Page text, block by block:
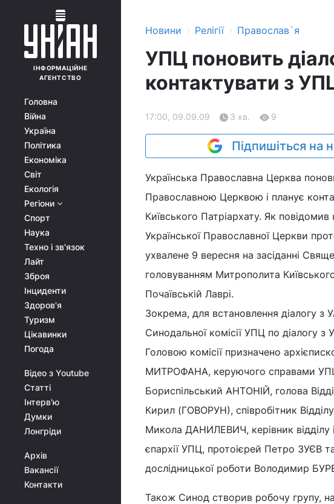
ІНФОРМАЦІЙНЕ
АГЕНТСТВО
Головна
Війна
Україна
Політика
Економіка
Світ
Екологія
Регіони
Спорт
Наука
Техно і зв'язок
Лайт
Зброя
Інциденти
Здоров'я
Туризм
Цікавинки
Погода
Відео з Youtube
Статті
Інтерв'ю
Думки
Лонгріди
Архів
Вакансії
Контакти
Новини › Релігії › Православ`я
УПЦ поновить
контактувати з
17:00, 09.09.09 3 хв. 9
Підпишіться на
Українська Православна Церква
Православною Церквою і планує
Київського Патріархату. Як
Української Православної Церкви
ухвалене 9 вересня на засіданні
головуванням Митрополита
Почаївській Лаврі.
Зокрема, для встановлення діалогу з
Синодальної комісії УПЦ по діалогу з
Головою комісії призначено
МИТРОФАНА, керуючого справами
Бориспільський АНТОНІЙ, голова
Кирил (ГОВОРУН), співробітник
Микола ДАНИЛЕВИЧ, керівник відділу
єпархії УПЦ, протоієрей Петро ЗУЄВ
дослідницької роботи Володимир
Також Синод створив робочу групу,